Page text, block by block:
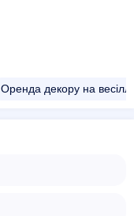
Оренда декору на